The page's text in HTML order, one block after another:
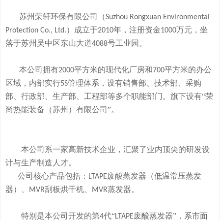
苏州荣轩环保有限公司（Suzhou Rongxuan Environmental
Protection Co., Ltd.）成立于2010年，注册资金1000万元，坐
落于苏州吴中区东山大道4088号工业园。
本公司拥有2000平方米的现代化厂房和700平方米的办公
区域，内部实行5S管理体系，设有销售部、技术部、采购
部、行政部、生产部、工程部等多个职能部门。旗下设有“荣
尚热能装备（苏州）有限公司”。
本公司系一家高新技术企业，汇聚了业内顶尖的研发设
计与生产制造人才。
公司核心产品包括： LTAPE废酸蒸发器 （低温常压蒸发
器）、
MVR刮板烘干机、 MVR蒸发器。
特别是本公司开发的第4代“LTAPE废酸蒸发器” ，系市面